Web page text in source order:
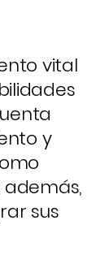
vital
y
sus